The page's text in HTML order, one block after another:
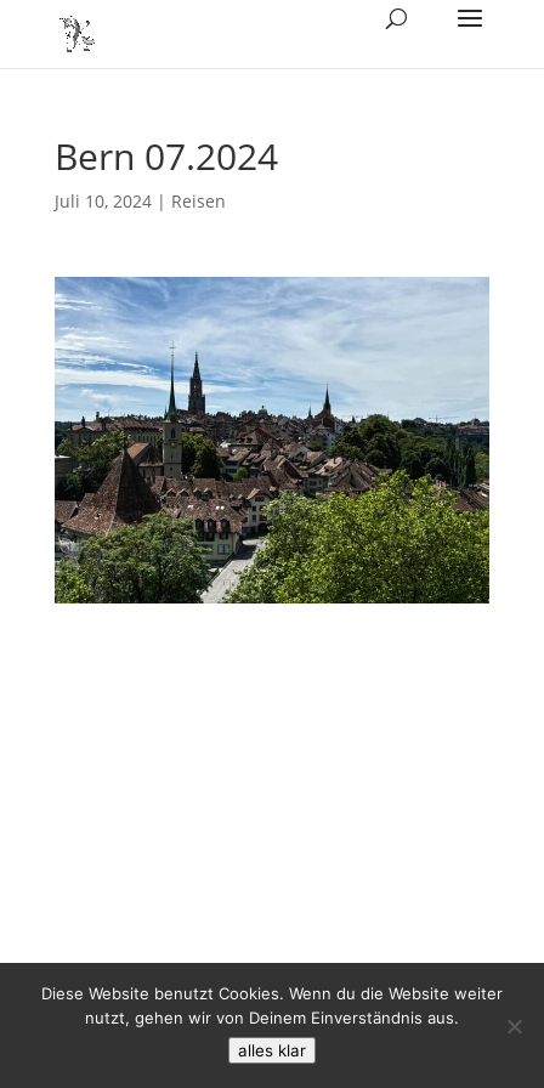
Bern 07.2024
Juli 10, 2024| Reisen
Diese Website benutzt Cookies. Wenn du die Website weiter
nutzt, gehen wir von Deinem Einverständnis aus.
alles klar